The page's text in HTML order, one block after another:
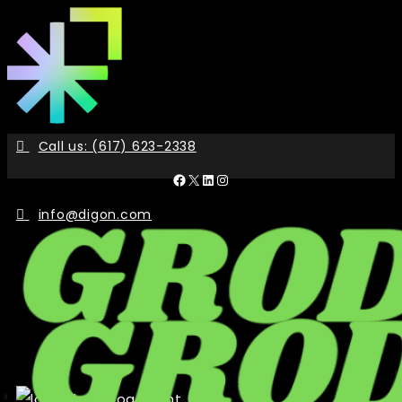
to
content
Call us: (617) 623-2338
Facebook
X LinkedIn
Instagram
info@digon.com